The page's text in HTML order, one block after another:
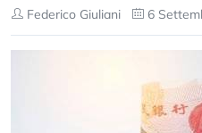
Federico Giuliani 6